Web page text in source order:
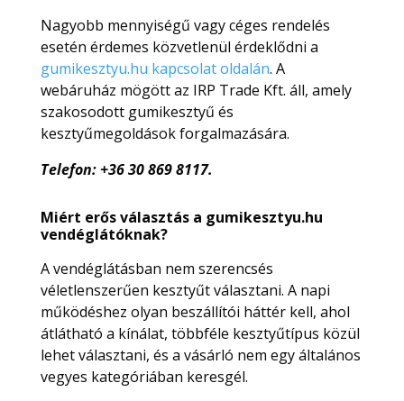
Nagyobb mennyiségű vagy céges rendelés
esetén érdemes közvetlenül érdeklődni a
gumikesztyu.hu kapcsolat oldalán. A
webáruház mögött az IRP Trade Kft. áll, amely
szakosodott gumikesztyű és
kesztyűmegoldások forgalmazására.
Telefon: +36 30 869 8117.
Miért erős választás a gumikesztyu.hu
vendéglátóknak?
A vendéglátásban nem szerencsés
véletlenszerűen kesztyűt választani. A napi
működéshez olyan beszállítói háttér kell, ahol
átlátható a kínálat, többféle kesztyűtípus közül
lehet választani, és a vásárló nem egy általános
vegyes kategóriában keresgél.